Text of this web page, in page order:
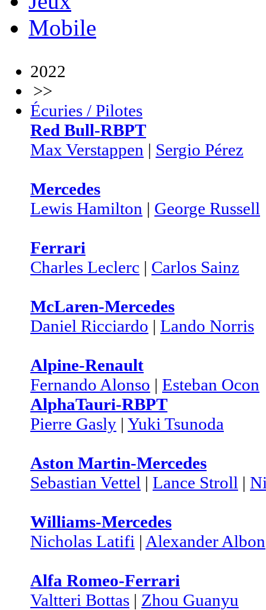
Mobile
2022
>>
Écuries / Pilotes
Red Bull-RBPT
Max Verstappen | Sergio Pérez
Mercedes
Lewis Hamilton | George Russell
Ferrari
Charles Leclerc | Carlos Sainz
McLaren-Mercedes
Daniel Ricciardo | Lando Norris
Alpine-Renault
Fernando Alonso | Esteban Ocon
AlphaTauri-RBPT
Pierre Gasly | Yuki Tsunoda
Aston Martin-Mercedes
Sebastian Vettel | Lance Stroll |
Williams-Mercedes
Nicholas Latifi | Alexander Albon
Alfa Romeo-Ferrari
Valtteri Bottas | Zhou Guanyu